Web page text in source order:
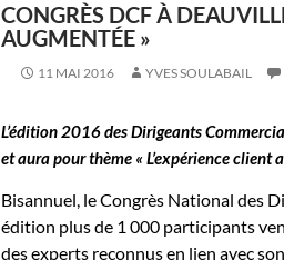
CONGRÈS DCF À
AUGMENTÉE »
11 MAI 2016 YVES SOULABAIL
L’édition 2016 des Dirigeants
et aura pour thème « L’expérience client
Bisannuel, le Congrès National des
édition plus de 1 000 participants
des experts reconnus en lien avec